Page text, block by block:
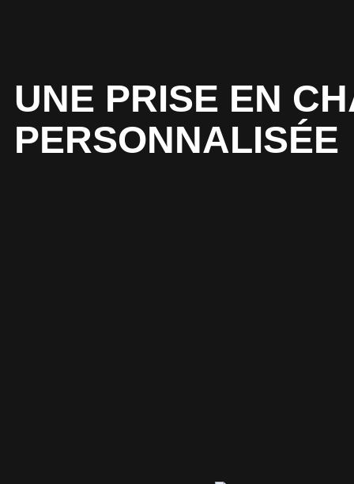
UNE PRISE EN
PERSONNALISÉE